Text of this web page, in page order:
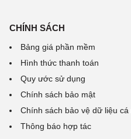
CHÍNH SÁCH
Bảng giá phần mềm
Hình thức thanh toán
Quy ước sử dụng
Chính sách bảo mật
Chính sách bảo vệ dữ liệu cá
Thông báo hợp tác